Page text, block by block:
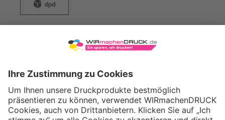
WIRmachenDRUCK GmbH
71522 Backnang
Tel.: +49 (0) 711 995 982 - 20
Fax: +49 (0) 711 995 982 - 21